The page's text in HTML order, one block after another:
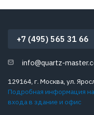
+7 (495) 565 31 66
info@quartz-
129164, г. Москва, ул.
Подробная информация
входа в здание и офис